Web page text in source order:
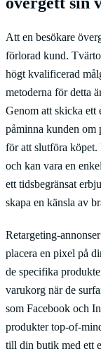
Att en besökare
förlorad kund.
högt kvalificerad
metoderna för detta
Genom att skicka ett
påminna kunden om
för att slutföra
och kan vara en
ett tidsbegränsat
skapa en känsla av
Retargeting-
placera en pixel på
de specifika
varukorg när de
som Facebook och
produkter top-of-
till din butik med ett